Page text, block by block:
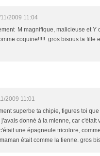
2009 11:04
M magnifique, malicieuse et Y
coquine!!!!! gros bisous ta fille
2009 11:01
superbe ta chipie, figures toi que
donné à la mienne, car c'était
une épagneule tricolore,
était comme la tienne. gros